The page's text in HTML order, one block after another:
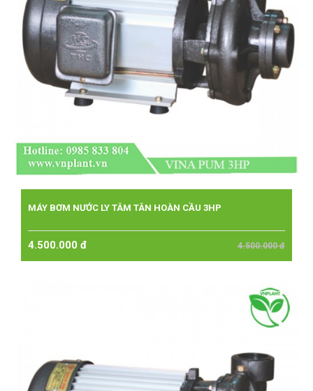
MÁY BƠM NƯỚC LY TÂM TÂN HOÀN CẦU 3HP
4.500.000 đ 4.500.000 đ